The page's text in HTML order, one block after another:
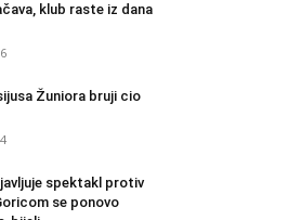
klub raste iz dana
Žuniora bruji cio
spektakl protiv
se ponovo